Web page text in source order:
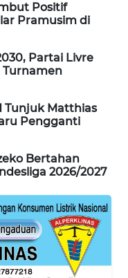
Positif
Pramusim di
Partai Livre
Turnamen
Tunjuk Matthias
Pengganti
Bertahan
2026/2027